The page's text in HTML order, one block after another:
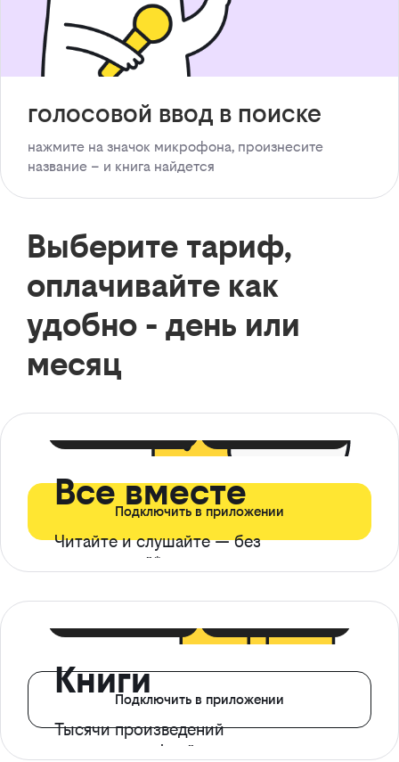
голосовой ввод в поиске
нажмите на значок микрофона, произнесите
название – и книга найдется
Выберите тариф,
оплачивайте как
удобно - день или
месяц
Все вместе
Читайте и слушайте — без
ограничений*
Подключить в приложении
Книги
Тысячи произведений
с доступом офлайн
Подключить в приложении